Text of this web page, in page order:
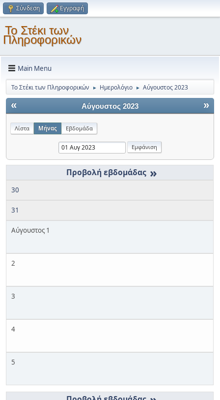
Σύνδεση Εγγραφή
Το Στέκι των
Πληροφορικών
Main Menu
Το Στέκι των Πληροφορικών ► Ημερολόγιο ► Αύγουστος 2023
« »
Αύγουστος 2023
Λίστα Μήνας Εβδομάδα
»
30
31
Αύγουστος 1
2
3
4
5